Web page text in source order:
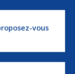
vous